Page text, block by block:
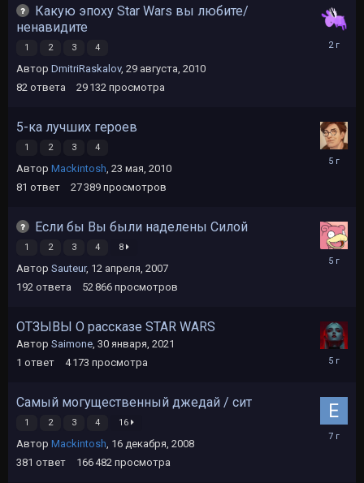
Какую эпоху Star Wars вы любите/
ненавидите
1 2 3 4
Автор DmitriRaskalov, 29 августа, 2010
82 ответа 29 132 просмотра
5-ка лучших героев
1 2 3 4
Автор Mackintosh, 23 мая, 2010
81 ответ 27 389 просмотров
18
Если бы Вы были наделены Силой
1 2 3 4 8
Автор Sauteur, 12 апреля, 2007
192 ответа 52 866 просмотров
ОТЗЫВЫ О рассказе STAR WARS
Автор Saimone, 30 января, 2021
1 ответ 4 173 просмотра
30
Самый могущественный джедай / сит
1 2 3 4 16
Автор Mackintosh, 16 декабря, 2008
381 ответ 166 482 просмотра
14